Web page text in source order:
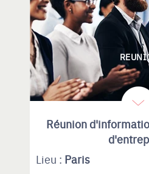
Réunion
Lieu : Paris